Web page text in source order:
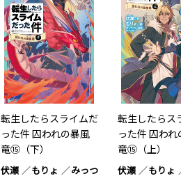
転生したらスライムだ
った件 囚われの暴風
竜⑮（下）
伏瀬 もりょ
みっつ
転生したらス
った件 囚わ
竜⑮（上）
伏瀬
もりょ